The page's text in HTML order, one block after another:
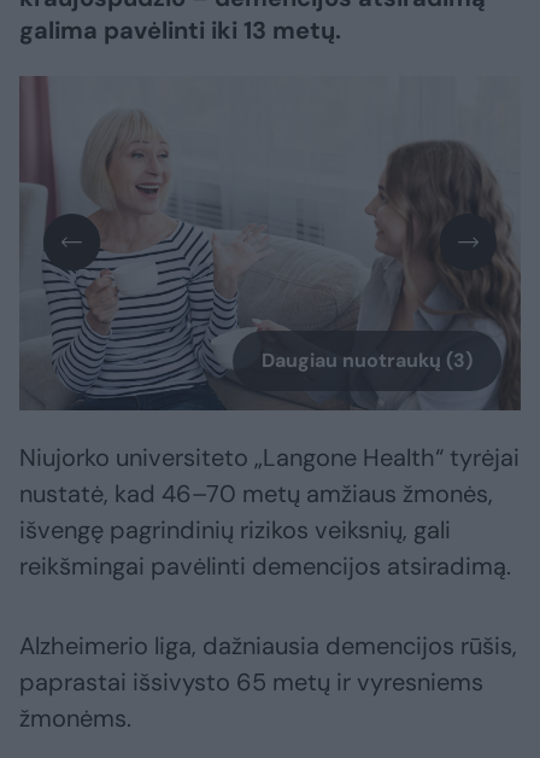
galima pavėlinti iki 13 metų.
Daugiau nuotraukų (3)
Niujorko universiteto „Langone Health“ tyrėjai
nustatė, kad 46–70 metų amžiaus žmonės,
išvengę pagrindinių rizikos veiksnių, gali
reikšmingai pavėlinti demencijos atsiradimą.
Alzheimerio liga, dažniausia demencijos rūšis,
paprastai išsivysto 65 metų ir vyresniems
žmonėms.